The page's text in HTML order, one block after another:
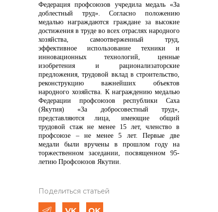
Федерация профсоюзов учредила медаль «За
доблестный труд». Согласно положению
медалью награждаются граждане за высокие
достижения в труде во всех отраслях народного
хозяйства, самоотверженный труд,
эффективное использование техники и
инновационных технологий, ценные
изобретения и рационализаторские
предложения, трудовой вклад в строительство,
реконструкцию важнейших объектов
народного хозяйства. К награждению медалью
Федерации профсоюзов республики Саха
(Якутия) «За добросовестный труд»,
представляются лица, имеющие общий
трудовой стаж не менее 15 лет, членство в
профсоюзе – не менее 5 лет. Первые две
медали были вручены в прошлом году на
торжественном заседании, посвященном 95-
летию Профсоюзов Якутии.
Поделиться статьей